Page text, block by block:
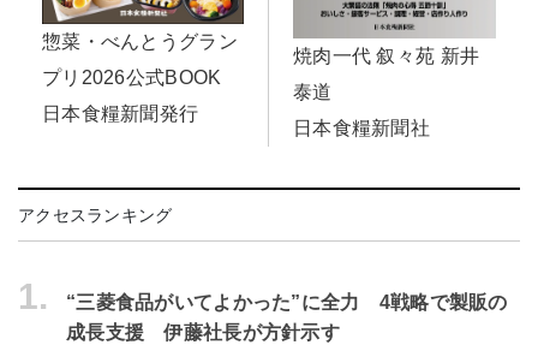
惣菜・べんとうグラン
プリ2026公式BOOK
日本食糧新聞発行
焼肉一代 叙々苑 新井
泰道
日本食糧新聞社
アクセスランキング
1.
“三菱食品がいてよかった”に全力 4戦略で製販の
成長支援 伊藤社長が方針示す